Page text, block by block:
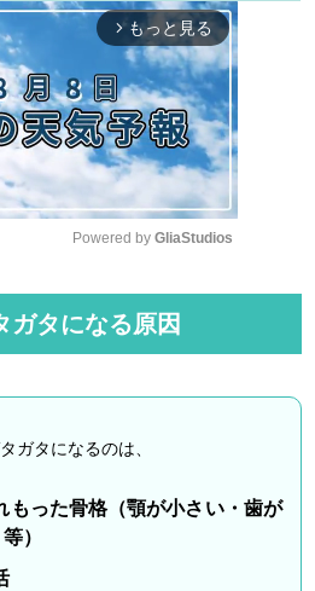
arrow_forward_ios もっと見る
u
t
e
Powered by GliaStudios
ガタになる原因
ガタになるのは、
もった骨格（顎が小さい・歯が
）